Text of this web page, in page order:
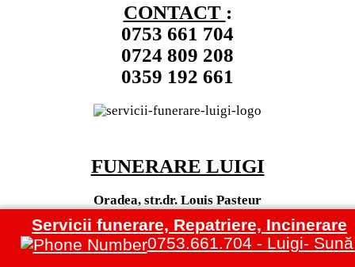
CONTACT :
0753 661 704
0724 809 208
0359 192 661
FUNERARE LUIGI
Oradea, str.dr. Louis Pasteur
Nr. 121 (langa Spitalul Judetean),
PROGRAM NON-STOP !
Servicii funerare, Repatriere, Incinerare
0753.661.704 - Luigi-